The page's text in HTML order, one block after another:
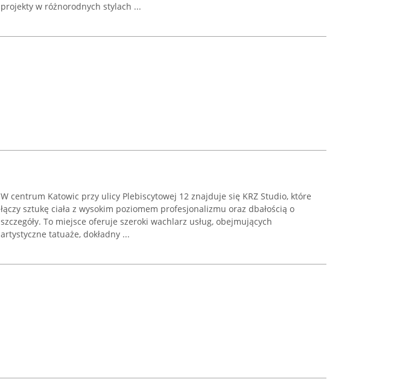
projekty w różnorodnych stylach ...
W centrum Katowic przy ulicy Plebiscytowej 12 znajduje się KRZ Studio, które
łączy sztukę ciała z wysokim poziomem profesjonalizmu oraz dbałością o
szczegóły. To miejsce oferuje szeroki wachlarz usług, obejmujących
artystyczne tatuaże, dokładny ...